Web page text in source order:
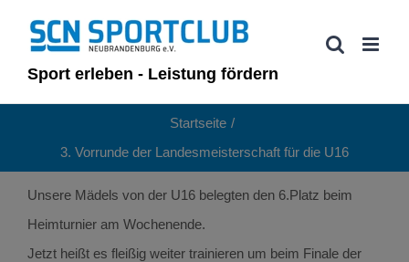
Inhalt
springenSport erleben - Leistung fördern
Startseite
3. Vorrunde der Landesmeisterschaft für die U16
Unsere Mädels von der U16 belegten den 6.Platz beim
Heimturnier am Wochenende.
Jetzt heißt es fleißig weiter trainieren um beim Finale der